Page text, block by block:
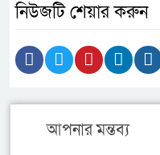
নিউজটি শেয়ার করুন
আপনার মন্তব্য